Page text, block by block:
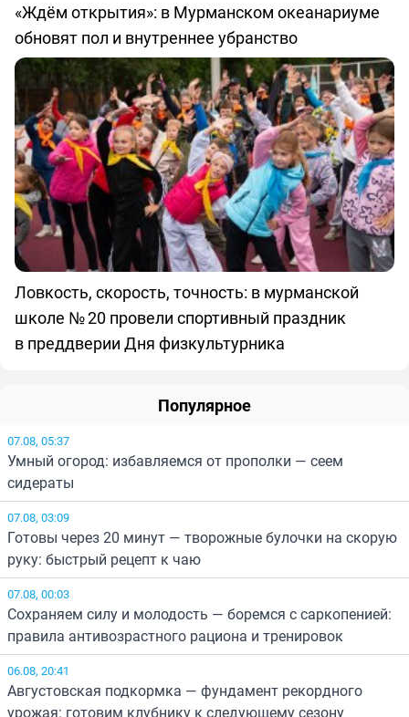
«Ждём открытия»: в Мурманском океанариуме
обновят пол и внутреннее убранство
Ловкость, скорость, точность: в мурманской
школе № 20 провели спортивный праздник
в преддверии Дня физкультурника
Популярное
07.08, 05:37
Умный огород: избавляемся от прополки — сеем
сидераты
07.08, 03:09
Готовы через 20 минут — творожные булочки на скорую
руку: быстрый рецепт к чаю
07.08, 00:03
Сохраняем силу и молодость — боремся с саркопенией:
правила антивозрастного рациона и тренировок
06.08, 20:41
Августовская подкормка — фундамент рекордного
урожая: готовим клубнику к следующему сезону